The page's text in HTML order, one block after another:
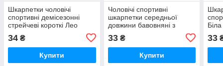
Шкарпетки чоловічі
спортивні демісезонні
стрейчеві короткі Лео
34 ₴
Купити
Чоловічі спортивні
шкарпетки середньої
довжини бавовняні з
лайкрою «Лео Атлетик»
(чорні)
33₴
Купити
Біла
33